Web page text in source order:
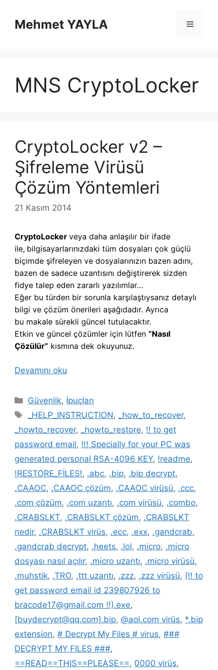
Mehmet YAYLA Menü
MNS CryptoLocker
CryptoLocker v2 –
Şifreleme Virüsü
Çözüm Yöntemleri
21 Kasım 2014
CryptoLocker veya daha anlaşılır bir ifade
ile, bilgisayarlarınızdaki tüm dosyaları çok güçlü
biçimde şifreleyen ve dosyalarınızın bazen adını,
bazen de sadece uzantısını değiştirerek sizden
fidye talep eden zararlı yazılımlar…
Eğer bu türden bir sorunla karşılaştıysanız detaylı
bilgi ve çözüm önerileri aşağıdadır. Ayrıca
bu makale sürekli güncel tutulacaktır.
Etkin ve güncel çözümler için lütfen “Nasıl
Çözülür” kısmına dek okuyunuz.
Devamını oku
Kategoriler
Güvenlik, İpuçları
Etiketler
_HELP_INSTRUCTION, _how_to_recover,
_howto_recover, _howto_restore, !! to get
password email, !!! Specially for your PC was
generated personal RSA-4096 KEY, !readme,
!RESTORE_FİLES!, .abc, .bip, .bip decrypt,
.CAAOC, .CAAOC çözüm, .CAAOC virüsü, .ccc,
.com çözüm, .com uzantı, .com virüsü, .combo,
.CRABSLKT, .CRABSLKT çözüm, .CRABSLKT
nedir, .CRABSLKT virüs, .ecc, .exx, .gandcrab,
.gandcrab decrypt, .heets, .lol, .micro, .micro
dosyası nasıl açılır, .micro uzantı, .micro virüsü,
.muhstik, .TRO, .ttt uzantı, .zzz, .zzz virüsü, (!! to
get password email id 239807926 to
bracode17@gmail.com !!).exe,
[buydecrypt@qq.com].bip, @aol.com virüs, *.bip
extension, # Decrypt My Files # virus, ###
DECRYPT MY FILES ###,
==READ==THIS==PLEASE==, 0000 virüs,